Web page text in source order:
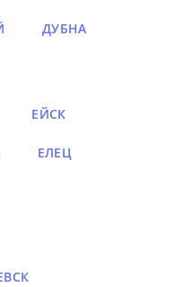
ДУБНА
ЕЙСК
ЕЛЕЦ